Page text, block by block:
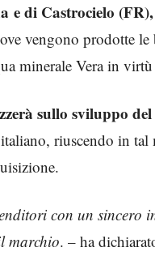
e di Castrocielo (FR),
vengono prodotte
minerale Vera in
sullo sviluppo
riuscendo in
con un sincero
marchio. – ha